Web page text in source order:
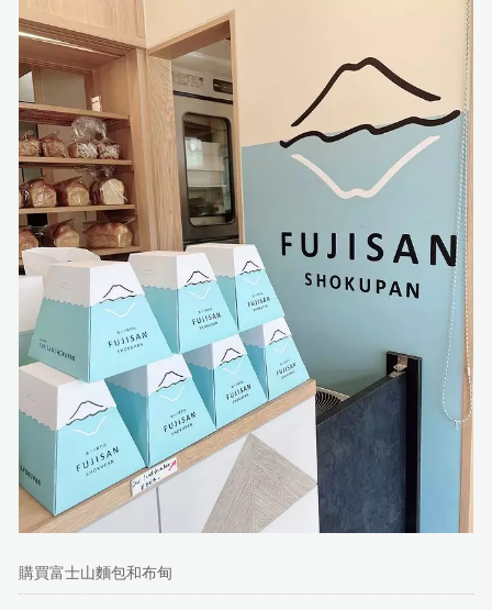
購買富士山麵包和布甸